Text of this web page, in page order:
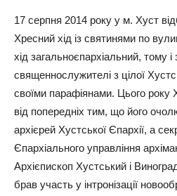
17 серпня 2014 року у м. Хуст
Хресний хід із святинями по
хід загальноєпархіальний, тому і
священнослужителі з цілої
своїми парафіянами. Цього року
від попередніх тим, що його
архієрей Хустської Єпархії, а
Єпархіального управління
Архієпископ Хустський і
брав участь у інтронізації